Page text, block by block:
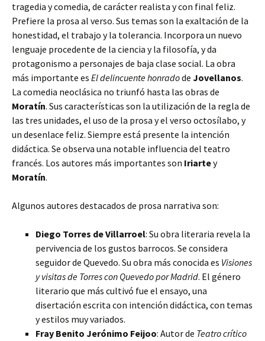
tragedia y comedia, de carácter realista y con final feliz.
Prefiere la prosa al verso. Sus temas son la exaltación de la
honestidad, el trabajo y la tolerancia. Incorpora un nuevo
lenguaje procedente de la ciencia y la filosofía, y da
protagonismo a personajes de baja clase social. La obra
más importante es El delincuente honradode Jovellanos.
La comedia neoclásica no triunfó hasta las obras de
Moratín. Sus características son la utilización de la regla de
las tres unidades, el uso de la prosa y el verso octosílabo, y
un desenlace feliz. Siempre está presente la intención
didáctica. Se observa una notable influencia del teatro
francés. Los autores más importantes son Iriartey
Moratín.
Algunos autores destacados de prosa narrativa son:
Diego Torres de Villarroel: Su obra literaria revela la
pervivencia de los gustos barrocos. Se considera
seguidor de Quevedo. Su obra más conocida es Visiones
y visitas de Torres con Quevedo por Madrid. El género
literario que más cultivó fue el ensayo, una
disertación escrita con intención didáctica, con temas
y estilos muy variados.
Fray Benito Jerónimo Feijoo: Autor de Teatro crítico